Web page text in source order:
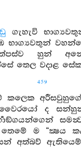
ගැහැවි
භාග්‍යවතුන්
හුන්
තෙල වදාළ
459
කලෙක
ද
ම “ක්‍ෂය
අත්බව්